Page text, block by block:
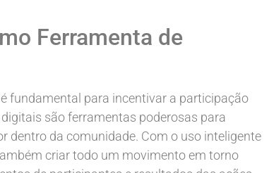
Ferramenta de
fundamental para incentivar a participação
são ferramentas poderosas para
da comunidade. Com o uso inteligente
criar todo um movimento em torno